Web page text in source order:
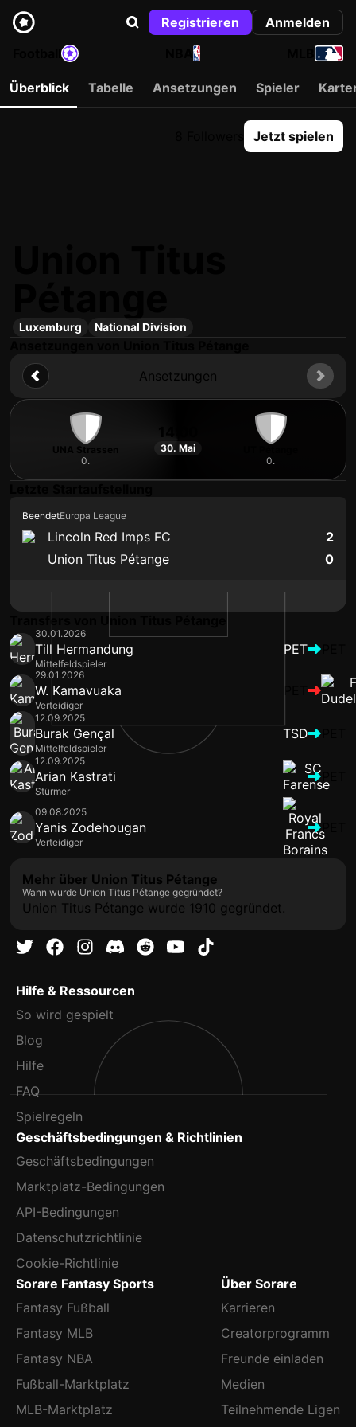
Registrieren
Anmelden
NBA
Überblick Tabelle Ansetzungen Spieler
Jetzt spielen
Luxemburg National Division
Ansetzungen
0.
30. Mai
0.
BeendetEuropa League
Lincoln Red Imps FC
2
0
Union Titus Pétange
30.01.2026
Till Hermandung
Mittelfeldspieler
PET
29.01.2026
W. Kamavuaka
Verteidiger
12.09.2025
Burak Gençal
Mittelfeldspieler
TSD
12.09.2025
Arian Kastrati
Stürmer
09.08.2025
Yanis Zodehougan
Verteidiger
PET
Mehr über Union Titus Pétange
Wann wurde Union Titus Pétange gegründet?
Union Titus Pétange wurde 1910 gegründet.
Hilfe & Ressourcen
So wird gespielt
Blog
Hilfe
FAQ
Spielregeln
Geschäftsbedingungen & Richtlinien
Geschäftsbedingungen
Marktplatz-Bedingungen
API-Bedingungen
Datenschutzrichtlinie
Cookie-Richtlinie
Sorare Fantasy Sports
Fantasy Fußball
Fantasy MLB
Fantasy NBA
Fußball-Marktplatz
MLB-Marktplatz
Über Sorare
Karrieren
Creatorprogramm
Freunde einladen
Medien
Teilnehmende Ligen